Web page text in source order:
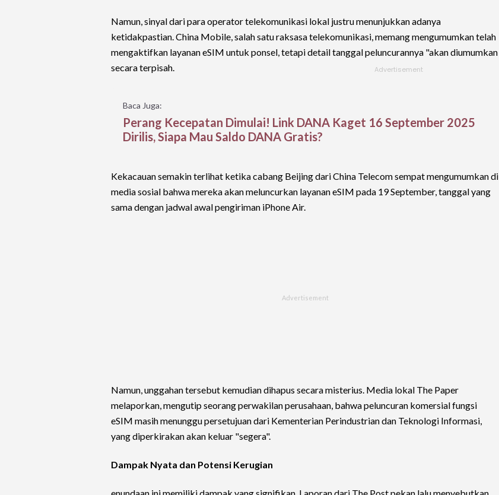
Namun, sinyal dari para operator telekomunikasi lokal justru menunjukkan adanya
ketidakpastian. China Mobile, salah satu raksasa telekomunikasi, memang mengumumkan telah
mengaktifkan layanan eSIM untuk ponsel, tetapi detail tanggal peluncurannya "akan diumumkan
secara terpisah.
Baca Juga:
Perang Kecepatan Dimulai! Link DANA Kaget 16 September 2025
Dirilis, Siapa Mau Saldo DANA Gratis?
Kekacauan semakin terlihat ketika cabang Beijing dari China Telecom sempat mengumumkan di
media sosial bahwa mereka akan meluncurkan layanan eSIM pada 19 September, tanggal yang
sama dengan jadwal awal pengiriman iPhone Air.
Namun, unggahan tersebut kemudian dihapus secara misterius. Media lokal The Paper
melaporkan, mengutip seorang perwakilan perusahaan, bahwa peluncuran komersial fungsi
eSIM masih menunggu persetujuan dari Kementerian Perindustrian dan Teknologi Informasi,
yang diperkirakan akan keluar "segera".
Dampak Nyata dan Potensi Kerugian
enundaan ini memiliki dampak yang signifikan. Laporan dari The Post pekan lalu menyebutkan